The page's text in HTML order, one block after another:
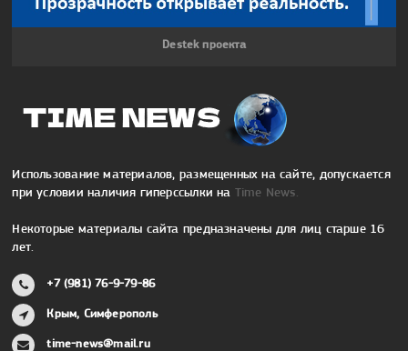
Destek проекта
Использование материалов, размещенных на сайте, допускается
при условии наличия гиперссылки на Time News.
Некоторые материалы сайта предназначены для лиц старше 16
лет.
+7 (981) 76-9-79-86
Крым, Симферополь
time-news@mail.ru